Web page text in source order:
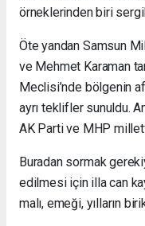
örneklerinden biri
Öte yandan Samsun
ve Mehmet Karaman
Meclisi’nde bölgenin
ayrı teklifler sunuldu.
AK Parti ve MHP
Buradan sormak
edilmesi için illa can
malı, emeği, yılların